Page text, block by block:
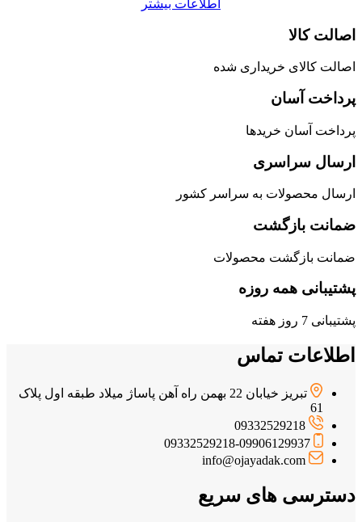
اطلاعات بیشتر
اصالت کالا
اصالت کالای خریداری شده
پرداخت آسان
پرداخت آسان خریدها
ارسال سراسری
ارسال محصولات به سراسر کشور
ضمانت بازگشت
ضمانت بازگشت محصولات
پشتیبانی همه روزه
پشتیبانی 7 روز هفته
اطلاعات تماس
تبریز خیابان 22 بهمن راه آهن پاساژ میلاد طبقه اول پلاک
61
09332529218
09332529218-09906129937
info@ojayadak.com
دسترسی های سریع